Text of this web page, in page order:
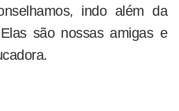
indo além da
são nossas amigas e